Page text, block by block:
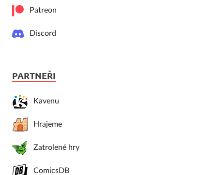
Patreon
Discord
PARTNEŘI
Kavenu
Hrajeme
Zatrolené hry
ComicsDB